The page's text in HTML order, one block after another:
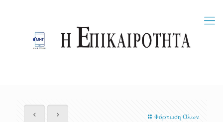
Φόρτωση Όλων